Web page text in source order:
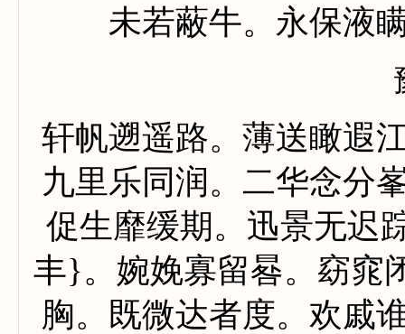
未若蔽牛。永保液
轩帆遡遥路。薄送瞰遐
九里乐同润。二华念分
促生靡缓期。迅景无迟
丰}。婉娩寡留晷。窈窕
胸。既微达者度。欢戚